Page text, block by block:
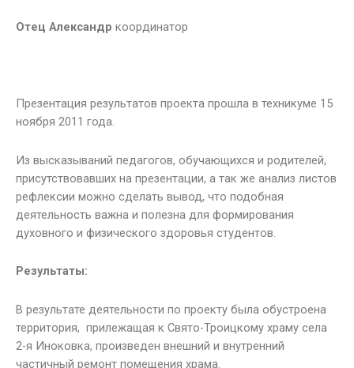
Отец Александр координатор
Презентация результатов проекта прошла в техникуме 15
ноября 2011 года.
Из высказываний педагогов, обучающихся и родителей,
присутствовавших на презентации, а так же анализ листов
рефлексии можно сделать вывод, что подобная
деятельность важна и полезна для формирования
духовного и физического здоровья студентов.
Результаты:
В результате деятельности по проекту была обустроена
территория, прилежащая к Свято-Троицкому храму села
2-я Иноковка, произведен внешний и внутренний
частичный ремонт помещения храма.